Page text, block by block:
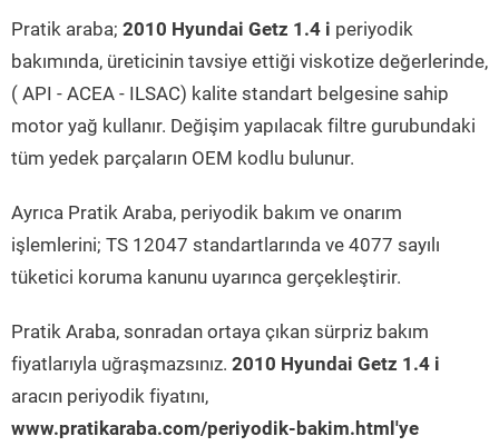
Pratik araba; 2010 Hyundai Getz 1.4 i periyodik
bakımında, üreticinin tavsiye ettiği viskotize değerlerinde,
( API - ACEA - ILSAC) kalite standart belgesine sahip
motor yağ kullanır. Değişim yapılacak filtre gurubundaki
tüm yedek parçaların OEM kodlu bulunur.
Ayrıca Pratik Araba, periyodik bakım ve onarım
işlemlerini; TS 12047 standartlarında ve 4077 sayılı
tüketici koruma kanunu uyarınca gerçekleştirir.
Pratik Araba, sonradan ortaya çıkan sürpriz bakım
fiyatlarıyla uğraşmazsınız. 2010 Hyundai Getz 1.4 i
aracın periyodik fiyatını,
www.pratikaraba.com/periyodik-bakim.html'ye